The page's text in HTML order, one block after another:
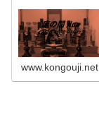
www.kongouji.net